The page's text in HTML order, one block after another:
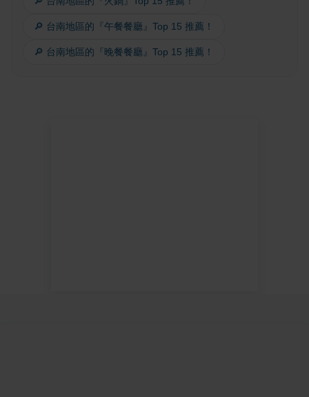
🔎 台南地區的『午餐餐廳』Top 15 推薦！
🔎 台南地區的『晚餐餐廳』Top 15 推薦！